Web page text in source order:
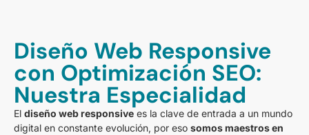
Diseño Web Responsive
con Optimización SEO:
Nuestra Especialidad
El diseño web responsive es la clave de entrada a un mundo
digital en constante evolución, por eso somos maestros en